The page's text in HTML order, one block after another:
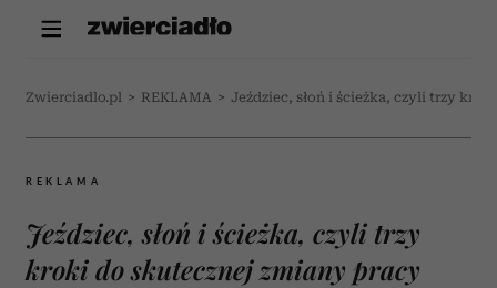
Zwierciadlo.pl > REKLAMA > Jeździec, słoń i ścieżka, czyli trzy
REKLAMA
Jeździec, słoń i ścieżka, czyli trzy
kroki do skutecznej zmiany pracy